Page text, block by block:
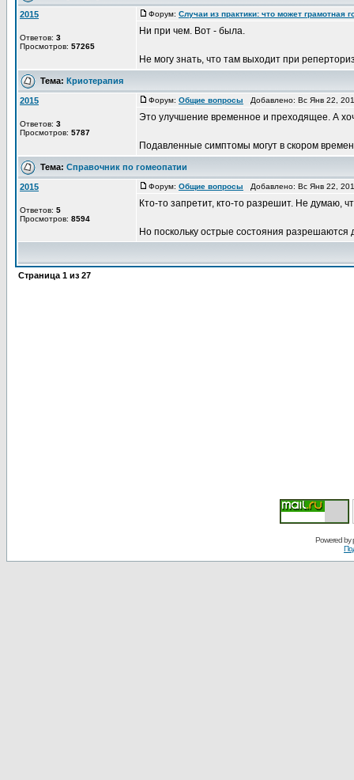
2015
Ответов: 3
Просмотров: 57265
Форум: Случаи из практики: что может грамотная
Ни при чем. Вот - была.
Не могу знать, что там выходит при
Тема: Криотерапия
2015
Ответов: 3
Просмотров: 5787
Форум: Общие вопросы Добавлено: Вс Янв 22,
Это улучшение временное и преходящее. А
Подавленные симптомы могут в скором
Тема: Справочник по гомеопатии
2015
Ответов: 5
Просмотров: 8594
Форум: Общие вопросы Добавлено: Вс Янв 22,
Кто-то запретит, кто-то разрешит. Не думаю,
Но поскольку острые состояния
Страница 1 из 27
Powered by